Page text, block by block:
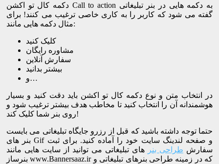
دکمه کال تو اکشن Call to action به دکمه هایی در بنر تبلیغاتی
گفته می شود که کاربر را به کاری خاصی ترغیب می کنند! برای
مثال دکمه هایی مانند:
کلیک کنید
مشاوره رایگان
سفارش آنلاین
بیشتر بدانید
و…
در انتخاب متن و نوع دکمه کال تو اکشن باید دقت کنید و بسیار
هوشمندانه آن را انتخاب کنید تا مخاطب هدف بیشتر ترغیب شود و
روی بنر شما کلیک کند!
حتما توجه داشته باشید که قبل از رزرو جایگاه تبلیغاتی می بایست
بنر های Gif و صفحه لندینگ سایت خود را آماده کنید. برای ثبت
سفارش طراحی بنر
های تبلیغاتی می توانید از سایت هایی مانند
بنرساز www.Bannersaaz.ir که در زمینه طراحی بنرهای تبلیغاتی و